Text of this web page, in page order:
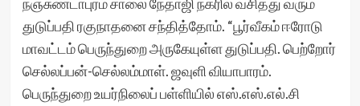
துடுப்பதி ரகுநாதனை சந்தித்தோம். “பூர்வீகம் ஈரோடு
மாவட்டம் பெருந்துறை அருகேயுள்ள துடுப்பதி. பெற்றோர்
செல்லப்பன்-செல்லம்மாள். ஜவுளி வியாபாரம்.
பெருந்துறை உயர்நிலைப் பள்ளியில் எஸ்.எஸ்.எல்.சி